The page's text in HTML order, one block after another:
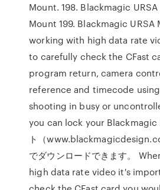
Mount. 198. Blackmagic URSA
Mount 199. Blackmagic URSA
working with high data rate
to carefully check the CFast
program return, camera
reference and timecode using
shooting in busy or
you can lock your Blackmagic
ト（
でダウンロードできます。
high data rate video it's